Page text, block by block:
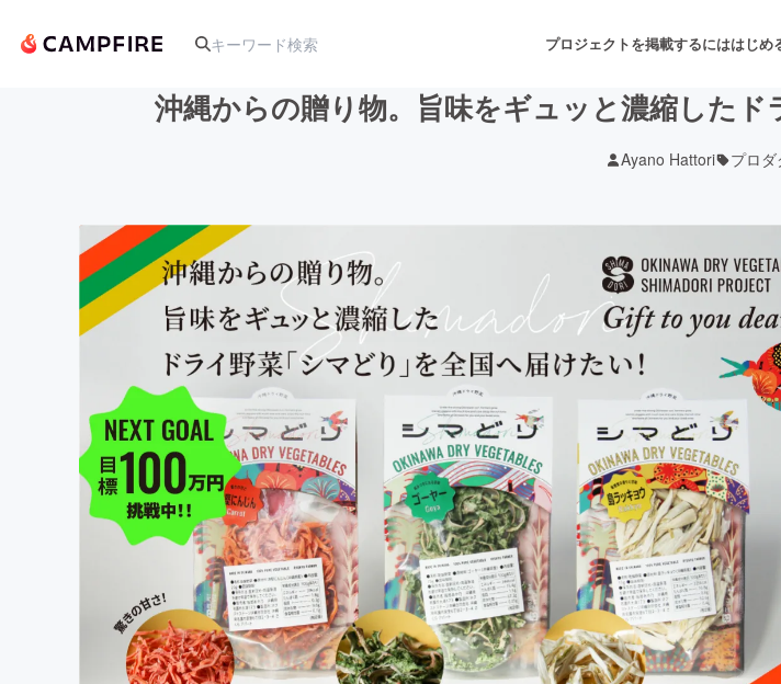
プロジェクトを掲載するにははじめ
アート・写真
テクノロジー・ガジェット ゲーム・サービス開発
映像・映画
ビジネス・起業 チャレンジ
まちづくり・地域活性化
CAMPFIRE for Social Good
CAMPFIREふるさと納税
沖縄からの贈り物。旨味をギュッと濃縮した
Ayano Hattori プロダ